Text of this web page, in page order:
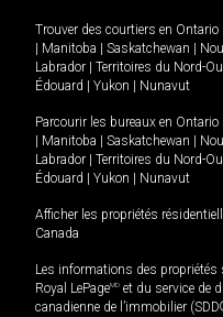
Trouver des courtiers en Ontario
Manitoba Saskatchewan
Labrador
Territoires du Nord-
Édouard
Yukon Nunavut
Parcourir les bureaux en Ontario
Manitoba Saskatchewan
Labrador
Territoires du Nord-
Édouard
Yukon Nunavut
Afficher les propriétés
Canada
Les informations des
Royal LePageMD et du service de
canadienne de l’immobilier